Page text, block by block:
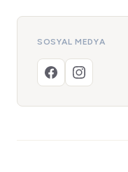
SOSYAL MEDYA